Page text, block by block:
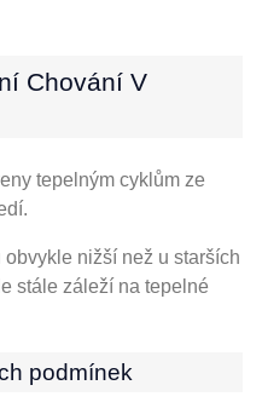
Chování V
tepelným cyklům ze
nižší než u starších
stále záleží na tepelné
podmínek